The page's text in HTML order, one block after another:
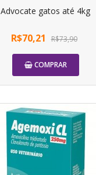
Advocate gatos até 4kg
R$70,21 R$73,90
COMPRAR